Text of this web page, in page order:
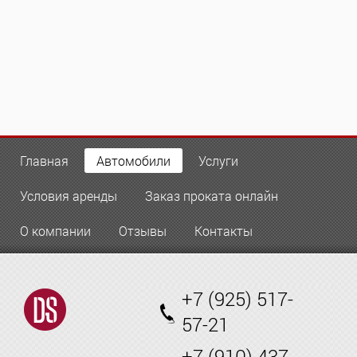
Главная Автомобили Услуги
Условия аренды Заказ проката онлайн
О компании Отзывы Контакты
+7 (925) 517-
57-21